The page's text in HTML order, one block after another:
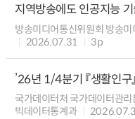
지역방송에도 인공지능
방송미디어통신위원회 방송
2026.07.31
3p
’26년 1/4분기 『생활인구
국가데이터처 국가데이터관
빅데이터통계과